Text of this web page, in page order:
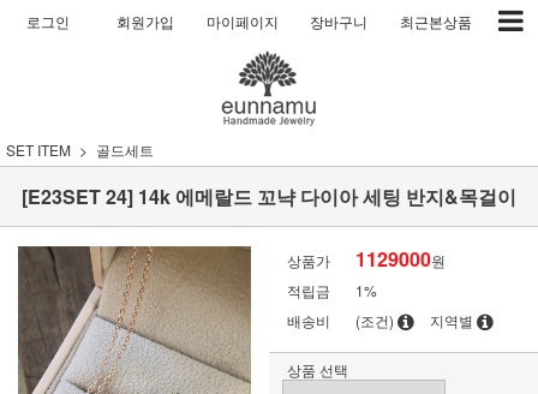
로그인 회원가입 마이페이지 장바구니 최근본상품
SET ITEM 골드세트
[E23SET 24] 14k 에메랄드 꼬냑 다이아 세팅 반지&목걸이
상품가 1129000원
적립금
1%
배송비
(조건) 지역별
상품 선택